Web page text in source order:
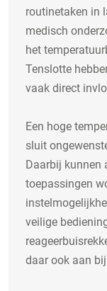
routinetaken in
medisch
het
Tenslotte
vaak direct
Een hoge
sluit
Daarbij kunnen
toepassingen
veilige
daar ook aan